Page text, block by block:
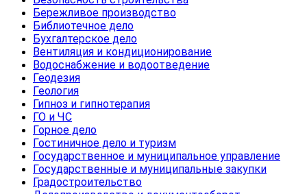
Бережливое производство
Библиотечное дело
Бухгалтерское дело
Вентиляция и кондиционирование
Водоснабжение и водоотведение
Геодезия
Геология
Гипноз и гипнотерапия
ГО и ЧС
Горное дело
Гостиничное дело и туризм
Государственное и муниципальное управление
Государственные и муниципальные закупки
Градостроительство